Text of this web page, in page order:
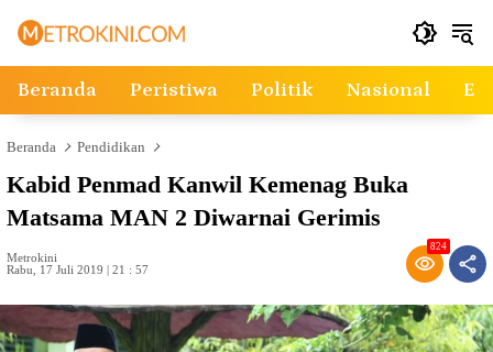
Beranda Peristiwa Politik Nasional
Beranda Pendidikan
Kabid Penmad Kanwil Kemenag Buka
Matsama MAN 2 Diwarnai Gerimis
Metrokini
Rabu, 17 Juli 2019 | 21 : 57
824